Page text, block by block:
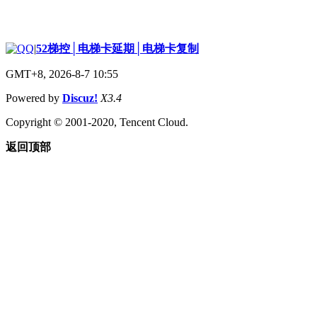
|52梯控│电梯卡延期│电梯卡复制
GMT+8, 2026-8-7 10:55
Powered by Discuz! X3.4
Copyright © 2001-2020, Tencent Cloud.
返回顶部